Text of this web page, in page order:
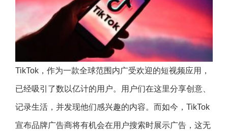
TikTok，作为一款全球范围内广受欢迎的短视频应用，
已经吸引了数以亿计的用户。用户们在这里分享创意、
记录生活，并发现他们感兴趣的内容。而如今，TikTok
宣布品牌广告商将有机会在用户搜索时展示广告，这无